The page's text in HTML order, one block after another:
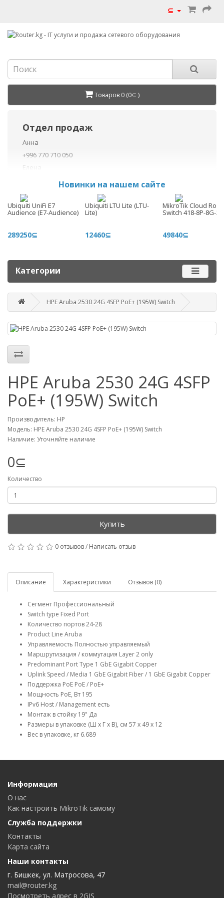
⊆
Товаров 0 (0⊆ )
Наш адрес
г. Бишкек, ул. Матросова, 47
Отдел продаж
Анна
+996 770 710 050
Елена
+996 770 710 040
+996 755 710 050
Данил
+996 775 710 060
Новинки на нашем сайте
Ubiquiti UniFi E7
Audience (E7-Audience)
289250⊆
Ubiquiti LTU Lite (LTU-
Lite)
12460⊆
MikroTik Cloud
Switch 418-8P-8G-
49840⊆
Категории
HPE Aruba 2530 24G 4SFP PoE+ (195W) Switch
HPE Aruba 2530 24G 4SFP
PoE+ (195W) Switch
Производитель: HP
Модель: HPE Aruba 2530 24G 4SFP PoE+ (195W) Switch
Наличие: Уточняйте наличие
0⊆
Количество
Купить
0 отзывов/ Написать отзыв
Описание Характеристики Отзывов (0)
Сегмент Профессиональный
Switch type Fixed Port
Количество портов 24-28
Product Line Aruba
Управляемость Полностью управляемый
Маршрутизация / коммутация Layer 2 only
Predominant Port Type 1 GbE Gigabit Copper
Uplink Speed / Media 1 GbE Gigabit Fiber / 1 GbE Gigabit Copper
Поддержка PoE PoE / PoE+
Мощность PoE, Вт 195
IPv6 Host / Management есть
Монтаж в стойку 19" Да
Размеры в упаковке (Ш x Г x В), см 57 x 49 x 12
Вес в упаковке, кг 6.689
Информация
О нас
Как настроить MikroTik самому
Служба поддержки
Контакты
Карта сайта
Наши контакты
г. Бишкек, ул. Матросова, 47
mail@router.kg
Посмотреть адрес в 2GIS